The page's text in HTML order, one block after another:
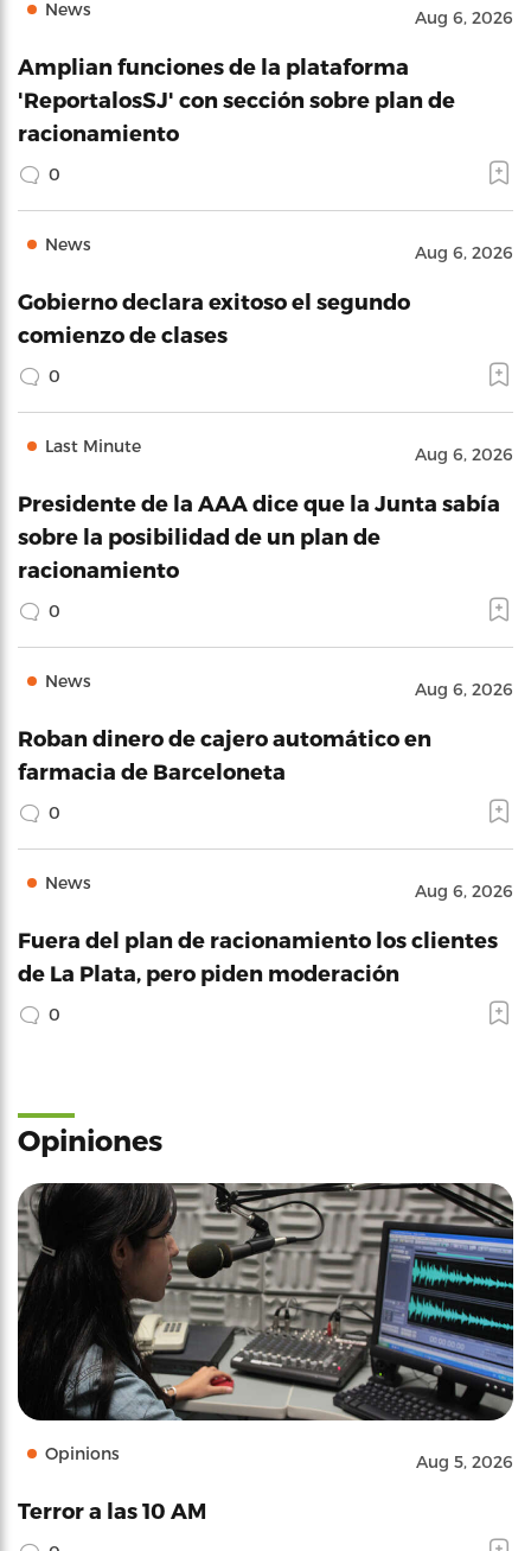
News Aug 6, 2026
Amplian funciones de la plataforma
'ReportalosSJ' con sección sobre plan de
racionamiento
0
News Aug 6, 2026
Gobierno declara exitoso el segundo
comienzo de clases
0
Last Minute Aug 6, 2026
Presidente de la AAA dice que la Junta sabía
sobre la posibilidad de un plan de
racionamiento
0
News Aug 6, 2026
Roban dinero de cajero automático en
farmacia de Barceloneta
0
News Aug 6, 2026
Fuera del plan de racionamiento los clientes
de La Plata, pero piden moderación
0
Opiniones
Opinions Aug 5, 2026
Terror a las 10 AM